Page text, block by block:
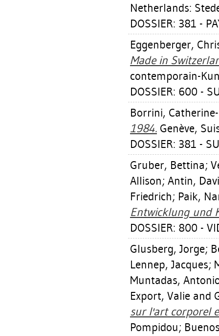
Netherlands:
DOSSIER: 381 -
Eggenberger,
Made in
contemporain-
DOSSIER: 600 -
Borrini,
1984. Genève,
DOSSIER: 381 -
Gruber, Bettina;
Allison; Antin,
Friedrich; Paik,
Entwicklung und
DOSSIER: 800 -
Glusberg, Jorge;
Lennep, Jacques;
Muntadas,
Export, Valie and
sur l'art corporel
Pompidou;